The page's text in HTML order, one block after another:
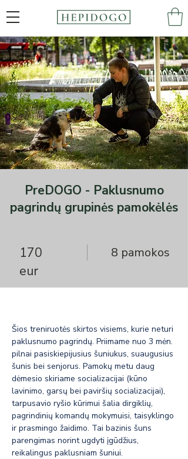
PreDOGO - Paklusnumo
pagrindų grupinės pamokėlės
170
eur
8 pamokos
Šios treniruotės skirtos visiems, kurie neturi
paklusnumo pagrindų. Priimame nuo 3 mėn.
pilnai pasiskiepijusius šuniukus, suaugusius
šunis bei senjorus. Pamokų metu daug
dėmesio skiriame socializacijai (kūno
lavinimo, garsų bei paviršių socializacijai),
tarpusavio ryšio kūrimui šalia dirgiklių,
pagrindinių komandų mokymuisi, taisyklingo
ir prasmingo žaidimo. Tai bazinis šuns
parengimas norint ugdyti įgūdžius,
reikalingus paklusniam šuniui.